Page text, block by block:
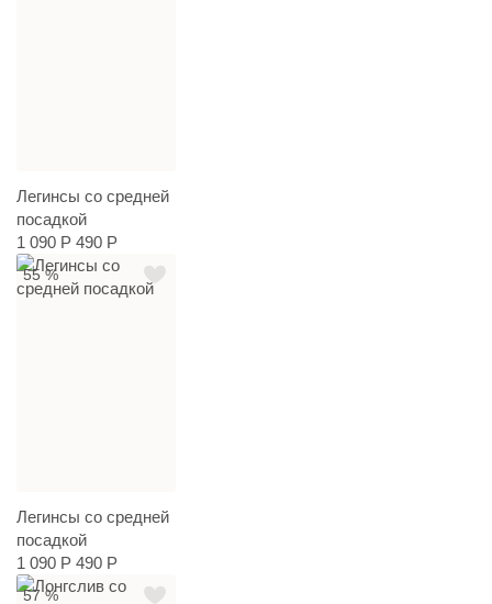
Легинсы со средней
посадкой
1 090 Р 490 Р
55 %
Легинсы со средней
посадкой
1 090 Р 490 Р
57 %